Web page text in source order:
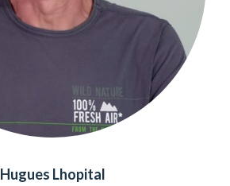
Hugues Lhopital